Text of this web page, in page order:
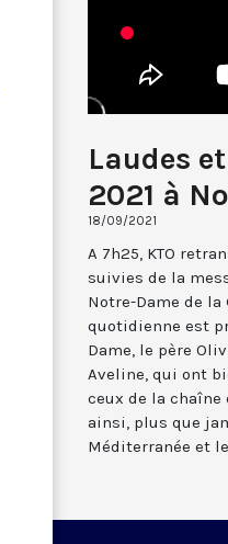
Laudes
2021 à
18/09/2021
A 7h25, KTO
suivies de la
Notre-Dame de
quotidienne est
Dame, le père
Aveline, qui ont
ceux de la chaîne
ainsi, plus que
Méditerranée et